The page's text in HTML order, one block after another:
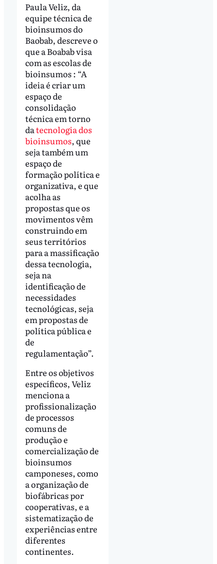
Paula Veliz, da
equipe técnica de
bioinsumos do
Baobab, descreve o
que a Boabab visa
com as escolas de
bioinsumos : “A
ideia é criar um
espaço de
consolidação
técnica em torno
datecnologia dos
bioinsumos, que
seja também um
espaço de
formação política e
organizativa, e que
acolha as
propostas que os
movimentos vêm
construindo em
seus territórios
para a massificação
dessa tecnologia,
seja na
identificação de
necessidades
tecnológicas, seja
em propostas de
política pública e
de
regulamentação”.
Entre os objetivos
específicos, Veliz
menciona a
profissionalização
de processos
comuns de
produção e
comercialização de
bioinsumos
camponeses, como
a organização de
biofábricas por
cooperativas, e a
sistematização de
experiências entre
diferentes
continentes.